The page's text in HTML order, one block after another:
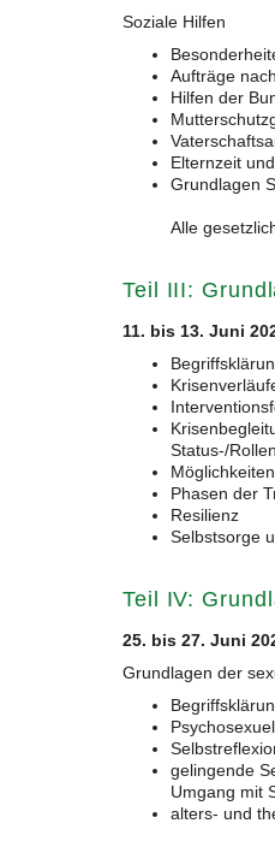
Soziale Hilfen
Aufträge
Hilfen der
Elternzeit
Grundlagen
Alle
Teil III:
11. bis 13. Juni
Status-/
Phasen der
Resilienz
Selbstsorge
Teil IV:
25. bis 27. Juni
Grundlagen der
gelingende
Umgang mit
alters- und